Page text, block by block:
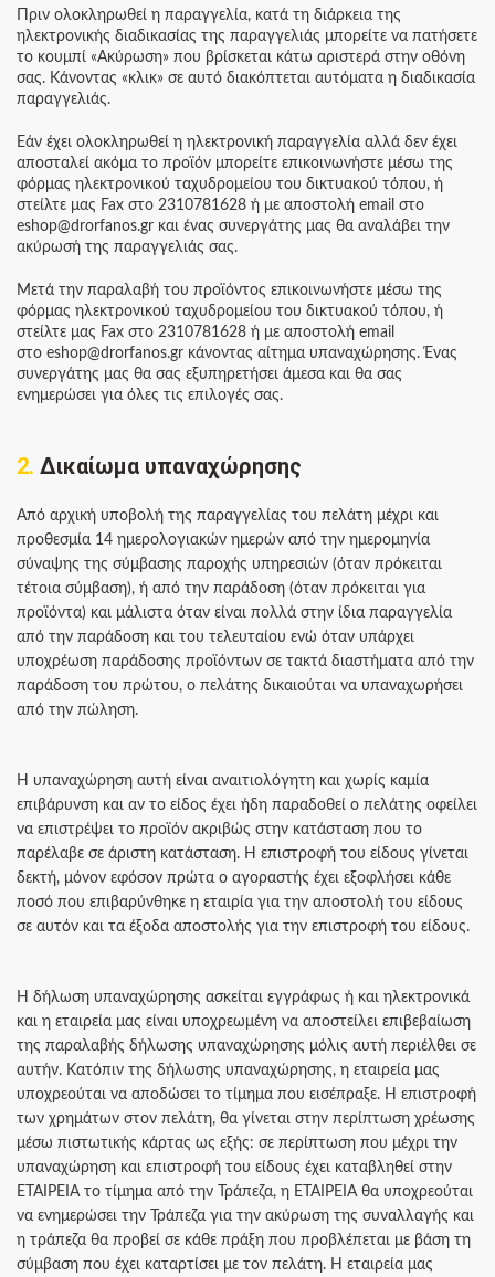
Πριν ολοκληρωθεί η παραγγελία, κατά τη διάρκεια της
ηλεκτρονικής διαδικασίας της παραγγελιάς μπορείτε να πατήσετε
το κουμπί «Ακύρωση» που βρίσκεται κάτω αριστερά στην οθόνη
σας. Κάνοντας «κλικ» σε αυτό διακόπτεται αυτόματα η διαδικασία
παραγγελιάς.
Εάν έχει ολοκληρωθεί η ηλεκτρονική παραγγελία αλλά δεν έχει
αποσταλεί ακόμα το προϊόν μπορείτε επικοινωνήστε μέσω της
φόρμας ηλεκτρονικού ταχυδρομείου του δικτυακού τόπου, ή
στείλτε μας Fax στο 2310781628 ή με αποστολή email στο
eshop@drorfanos.gr και ένας συνεργάτης μας θα αναλάβει την
ακύρωσή της παραγγελιάς σας.
Μετά την παραλαβή του προϊόντος επικοινωνήστε μέσω της
φόρμας ηλεκτρονικού ταχυδρομείου του δικτυακού τόπου, ή
στείλτε μας Fax στο 2310781628 ή με αποστολή email
στο eshop@drorfanos.gr κάνοντας αίτημα υπαναχώρησης. Ένας
συνεργάτης μας θα σας εξυπηρετήσει άμεσα και θα σας
ενημερώσει για όλες τις επιλογές σας.
2. Δικαίωμα υπαναχώρησης
Από αρχική υποβολή της παραγγελίας του πελάτη μέχρι και
προθεσμία 14 ημερολογιακών ημερών από την ημερομηνία
σύναψης της σύμβασης παροχής υπηρεσιών (όταν πρόκειται
τέτοια σύμβαση), ή από την παράδοση (όταν πρόκειται για
προϊόντα) και μάλιστα όταν είναι πολλά στην ίδια παραγγελία
από την παράδοση και του τελευταίου ενώ όταν υπάρχει
υποχρέωση παράδοσης προϊόντων σε τακτά διαστήματα από την
παράδοση του πρώτου, ο πελάτης δικαιούται να υπαναχωρήσει
από την πώληση.
Η υπαναχώρηση αυτή είναι αναιτιολόγητη και χωρίς καμία
επιβάρυνση και αν το είδος έχει ήδη παραδοθεί ο πελάτης οφείλει
να επιστρέψει το προϊόν ακριβώς στην κατάσταση που το
παρέλαβε σε άριστη κατάσταση. Η επιστροφή του είδους γίνεται
δεκτή, μόνον εφόσον πρώτα ο αγοραστής έχει εξοφλήσει κάθε
ποσό που επιβαρύνθηκε η εταιρία για την αποστολή του είδους
σε αυτόν και τα έξοδα αποστολής για την επιστροφή του είδους.
Η δήλωση υπαναχώρησης ασκείται εγγράφως ή και ηλεκτρονικά
και η εταιρεία μας είναι υποχρεωμένη να αποστείλει επιβεβαίωση
της παραλαβής δήλωσης υπαναχώρησης μόλις αυτή περιέλθει σε
αυτήν. Κατόπιν της δήλωσης υπαναχώρησης, η εταιρεία μας
υποχρεούται να αποδώσει το τίμημα που εισέπραξε. Η επιστροφή
των χρημάτων στον πελάτη, θα γίνεται στην περίπτωση χρέωσης
μέσω πιστωτικής κάρτας ως εξής: σε περίπτωση που μέχρι την
υπαναχώρηση και επιστροφή του είδους έχει καταβληθεί στην
ΕΤΑΙΡΕΙΑ το τίμημα από την Τράπεζα, η ΕΤΑΙΡΕΙΑ θα υποχρεούται
να ενημερώσει την Τράπεζα για την ακύρωση της συναλλαγής και
η τράπεζα θα προβεί σε κάθε πράξη που προβλέπεται με βάση τη
σύμβαση που έχει καταρτίσει με τον πελάτη. Η εταιρεία μας